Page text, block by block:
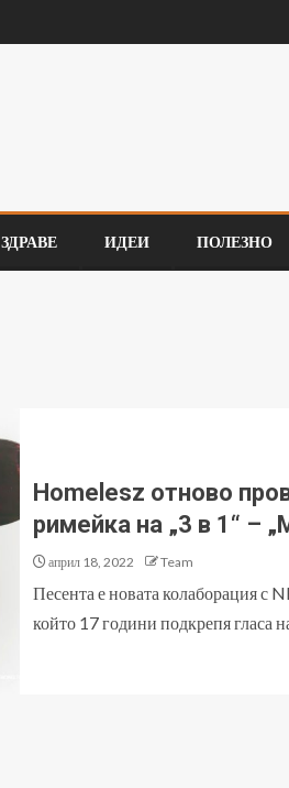
ЗДРАВЕ ИДЕИ ПОЛЕЗНО
Homelesz отново
римейка на „3 в 1“ –
април 18, 2022 Team
Песента е новата колаборация с
който 17 години подкрепя гласа